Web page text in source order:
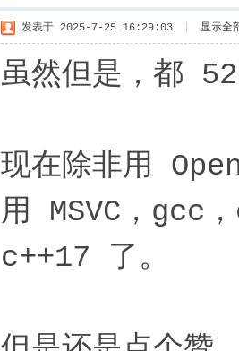
发表于 2025-7-25 16:29:03 显示全
虽然但是，都
现在除非用
用 MSVC，gcc
c++17 了。